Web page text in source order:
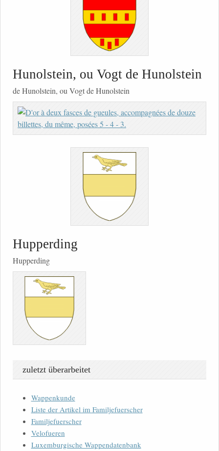
Hunolstein, ou Vogt de Hunolstein
de Hunolstein, ou Vogt de Hunolstein
Hupperding
Hupperding
zuletzt überarbeitet
Wappenkunde
Liste der Artikel im Familjefuerscher
Familjefuerscher
Velofueren
Luxemburgische Wappendatenbank